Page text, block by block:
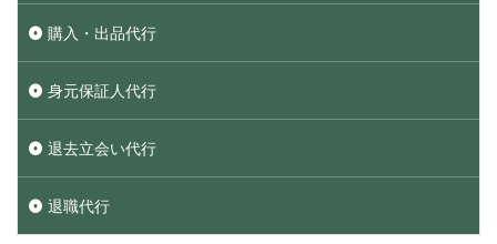
購入・出品代行
身元保証人代行
退去立会い代行
退職代行